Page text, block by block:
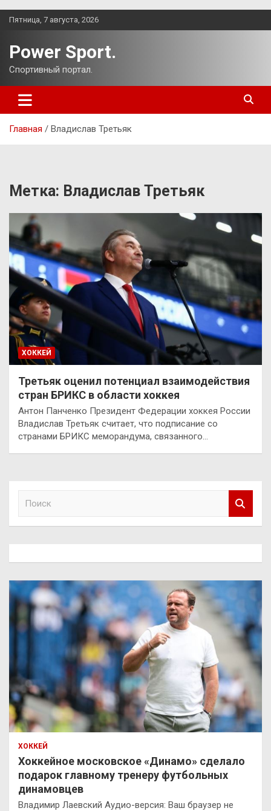
Перейти
Пятница, 7 августа, 2026
Power Sport.
Спортивный портал.
Главная Владислав Третьяк
Метка: Владислав Третьяк
ХОККЕЙ
Третьяк оценил потенциал взаимодействия
стран БРИКС в области хоккея
Антон Панченко Президент Федерации хоккея России
Владислав Третьяк считает, что подписание со
странами БРИКС меморандума, связанного…
ХОККЕЙ
Хоккейное московское «Динамо» сделало
подарок главному тренеру футбольных
динамовцев
Владимир Лаевский Аудио-версия: Ваш браузер не